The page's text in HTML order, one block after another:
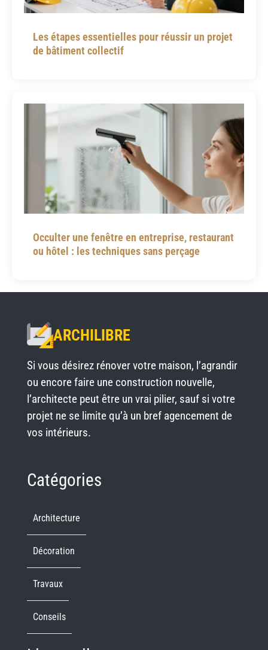
Les étapes essentielles pour réussir un projet
de bâtiment collectif
Occulter une fenêtre en entreprise, restaurant
ou hôtel : les techniques sans perçage
ARCHILIBRE
Si vous désirez rénover votre maison, l’agrandir
ou encore faire une construction nouvelle,
l’architecte peut être un vrai pilier, sauf si votre
projet ne se limite qu’à un bref agencement de
vos intérieurs.
Catégories
Architecture
Décoration
Travaux
Conseils